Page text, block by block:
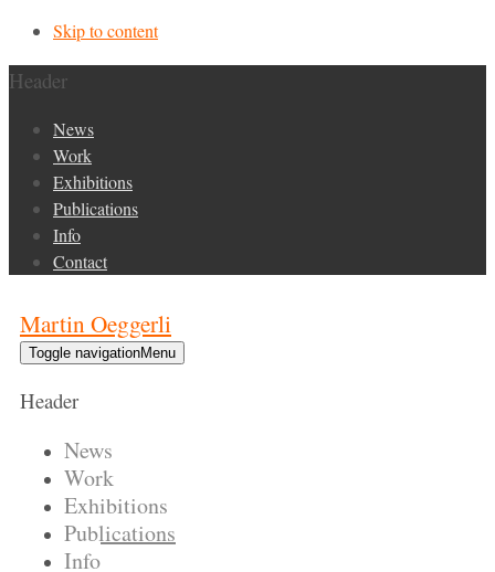
Skip to content
Header
News
Work
Exhibitions
Publications
Info
Contact
Martin Oeggerli
Toggle navigationMenu
Header
News
Work
Exhibitions
Publications
Info